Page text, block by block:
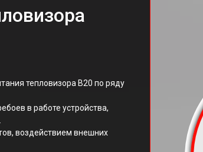
тепловизора B20 по ряду
в работе устройства,
воздействием внешних